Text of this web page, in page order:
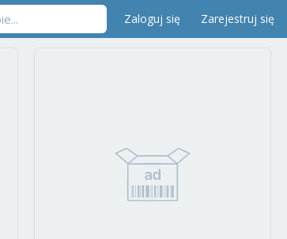
Zaloguj się Zarejestruj się